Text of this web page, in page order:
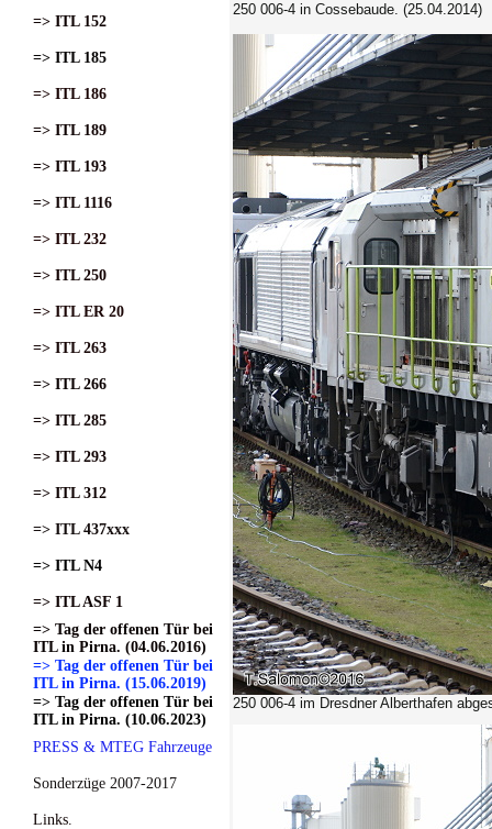
=> ITL 152
=> ITL 185
=> ITL 186
=> ITL 189
=> ITL 193
=> ITL 1116
=> ITL 232
=> ITL 250
=> ITL ER 20
=> ITL 263
=> ITL 266
=> ITL 285
=> ITL 293
=> ITL 312
=> ITL 437xxx
=> ITL N4
=> ITL ASF 1
=> Tag der offenen Tür bei
ITL in Pirna. (04.06.2016)
=> Tag der offenen Tür bei
ITL in Pirna. (15.06.2019)
=> Tag der offenen Tür bei
ITL in Pirna. (10.06.2023)
PRESS & MTEG Fahrzeuge
Sonderzüge 2007-2017
Links.
250 006-4 in Cossebaude. (25.04.2014)
250 006-4 im Dresdner Alberthafen